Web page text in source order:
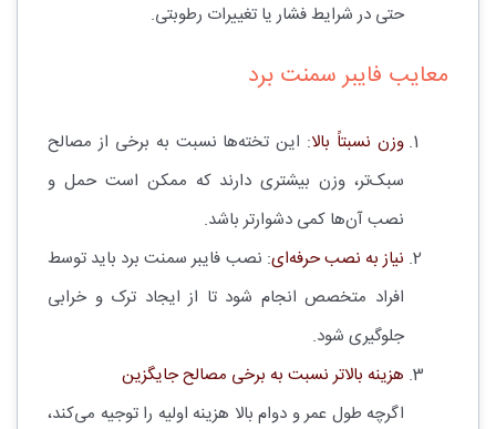
حتی در شرایط فشار یا تغییرات رطوبتی.
معایب فایبر سمنت برد
وزن نسبتاً بالا: این تخته‌ها نسبت به برخی از مصالح
سبک‌تر، وزن بیشتری دارند که ممکن است حمل و
نصب آن‌ها کمی دشوارتر باشد.
نیاز به نصب حرفه‌ای: نصب فایبر سمنت برد باید توسط
افراد متخصص انجام شود تا از ایجاد ترک و خرابی
جلوگیری شود.
هزینه بالاتر نسبت به برخی مصالح جایگزین
اگرچه طول عمر و دوام بالا هزینه اولیه را توجیه می‌کند،